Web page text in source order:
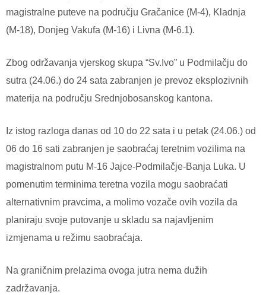
magistralne puteve na području Gračanice (M-4), Kladnja
(M-18), Donjeg Vakufa (M-16) i Livna (M-6.1).
Zbog održavanja vjerskog skupa “Sv.Ivo” u Podmilačju do
sutra (24.06.) do 24 sata zabranjen je prevoz eksplozivnih
materija na području Srednjobosanskog kantona.
Iz istog razloga danas od 10 do 22 sata i u petak (24.06.) od
06 do 16 sati zabranjen je saobraćaj teretnim vozilima na
magistralnom putu M-16 Jajce-Podmilačje-Banja Luka. U
pomenutim terminima teretna vozila mogu saobraćati
alternativnim pravcima, a molimo vozače ovih vozila da
planiraju svoje putovanje u skladu sa najavljenim
izmjenama u režimu saobraćaja.
Na graničnim prelazima ovoga jutra nema dužih
zadržavanja.